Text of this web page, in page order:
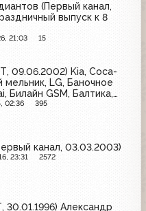
(Первый канал,
выпуск к 8
21:03 15
09.06.2002) Kia, Coca-
мельник, LG, Баночное
Билайн GSM, Балтика,
02:36 395
канал, 03.03.2003)
23:31 2572
30.01.1996) Александр